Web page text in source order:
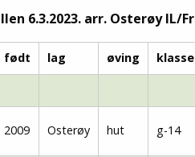
6.3.2023. arr. Osterøy IL/
født lag øving klasse
2009 Osterøy hut g-14